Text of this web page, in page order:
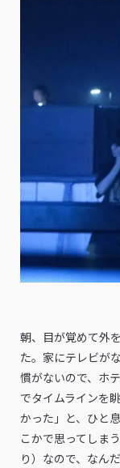
朝、目が覚めて外
た。家にテレビが
慣がないので、ホ
でタイムラインを
かった」と、ひと
こかで思ってしま
り）なので、なん